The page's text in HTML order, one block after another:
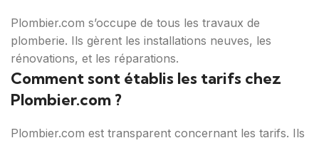
Plombier.com s’occupe de tous les travaux de
plomberie. Ils gèrent les installations neuves, les
rénovations, et les réparations.
Comment sont établis les tarifs chez
Plombier.com ?
Plombier.com est transparent concernant les tarifs. Ils